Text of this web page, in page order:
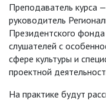
Преподаватель курса —
руководитель
Президентского
слушателей с
сфере культуры и
проектной
На практике будут